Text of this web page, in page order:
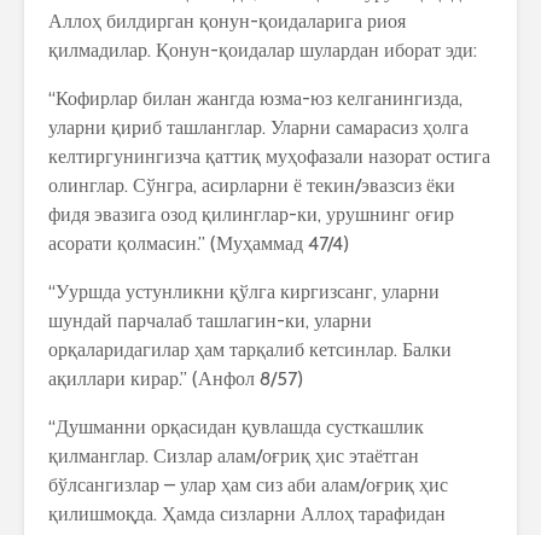
Аллоҳ билдирган қонун-қоидаларига риоя
қилмадилар. Қонун-қоидалар шулардан иборат эди:
“Кофирлар билан жангда юзма-юз келганингизда,
уларни қириб ташланглар. Уларни самарасиз ҳолга
келтиргунингизча қаттиқ муҳофазали назорат остига
олинглар. Сўнгра, асирларни ё текин/эвазсиз ёки
фидя эвазига озод қилинглар-ки, урушнинг оғир
асорати қолмасин.” (Муҳаммад 47/4)
“Ууршда устунликни қўлга киргизсанг, уларни
шундай парчалаб ташлагин-ки, уларни
орқаларидагилар ҳам тарқалиб кетсинлар. Балки
ақиллари кирар.” (Анфол 8/57)
“Душманни орқасидан қувлашда сусткашлик
қилманглар. Сизлар алам/оғриқ ҳис этаётган
бўлсангизлар – улар ҳам сиз аби алам/оғриқ ҳис
қилишмоқда. Ҳамда сизларни Аллоҳ тарафидан